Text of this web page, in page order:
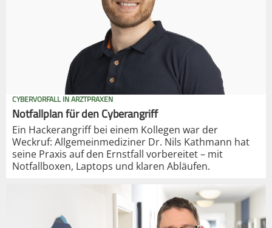
CYBERVORFALL IN ARZTPRAXEN
Notfallplan für den Cyberangriff
Ein Hackerangriff bei einem Kollegen war der
Weckruf: Allgemeinmediziner Dr. Nils Kathmann hat
seine Praxis auf den Ernstfall vorbereitet – mit
Notfallboxen, Laptops und klaren Abläufen.